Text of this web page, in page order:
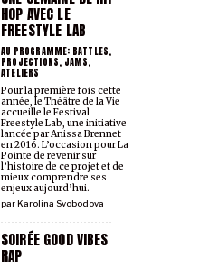
HOP AVEC LE
FREESTYLE LAB
AU PROGRAMME: BATTLES,
PROJECTIONS, JAMS,
ATELIERS
parKarolina Svobodova
Pour la première fois cette
année, le Théâtre de la Vie
accueille le Festival
Freestyle Lab, une initiative
lancée par Anissa Brennet
en 2016. L’occasion pour La
Pointe de revenir sur
l’histoire de ce projet et de
mieux comprendre ses
enjeux aujourd’hui.
SOIRÉE GOOD VIBES
RAP